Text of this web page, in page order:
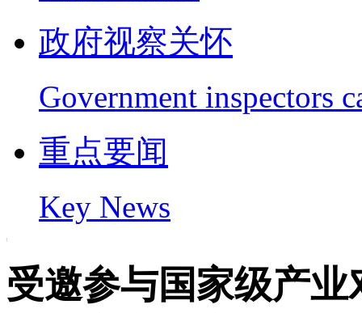
政府视察关怀
Government inspectors
重点要闻
Key News
受邀参与国家级产